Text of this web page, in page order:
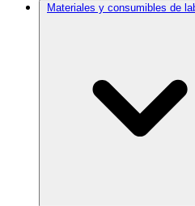
Materiales y consumibles de